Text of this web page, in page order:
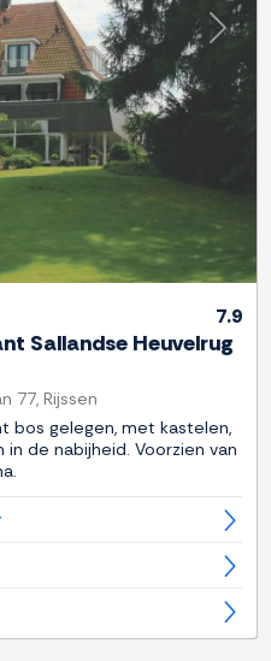
Next
7.9
Sallandse Heuvelrug
77, Rijssen
bos gelegen, met kastelen,
de nabijheid. Voorzien van